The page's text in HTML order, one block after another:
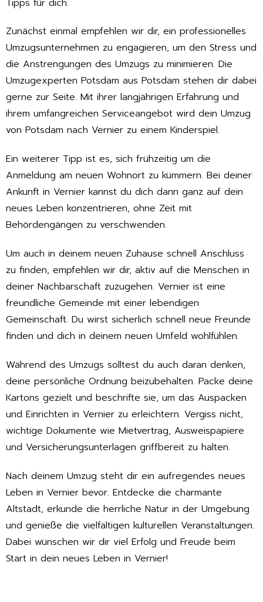
Zunächst einmal empfehlen wir dir, ein professionelles
Umzugsunternehmen zu engagieren, um den Stress und
die Anstrengungen des Umzugs zu minimieren. Die
Umzugexperten Potsdam aus Potsdam stehen dir dabei
gerne zur Seite. Mit ihrer langjährigen Erfahrung und
ihrem umfangreichen Serviceangebot wird dein Umzug
von Potsdam nach Vernier zu einem Kinderspiel.
Ein weiterer Tipp ist es, sich frühzeitig um die
Anmeldung am neuen Wohnort zu kümmern. Bei deiner
Ankunft in Vernier kannst du dich dann ganz auf dein
neues Leben konzentrieren, ohne Zeit mit
Behördengängen zu verschwenden.
Um auch in deinem neuen Zuhause schnell Anschluss
zu finden, empfehlen wir dir, aktiv auf die Menschen in
deiner Nachbarschaft zuzugehen. Vernier ist eine
freundliche Gemeinde mit einer lebendigen
Gemeinschaft. Du wirst sicherlich schnell neue Freunde
finden und dich in deinem neuen Umfeld wohlfühlen.
Während des Umzugs solltest du auch daran denken,
deine persönliche Ordnung beizubehalten. Packe deine
Kartons gezielt und beschrifte sie, um das Auspacken
und Einrichten in Vernier zu erleichtern. Vergiss nicht,
wichtige Dokumente wie Mietvertrag, Ausweispapiere
und Versicherungsunterlagen griffbereit zu halten.
Nach deinem Umzug steht dir ein aufregendes neues
Leben in Vernier bevor. Entdecke die charmante
Altstadt, erkunde die herrliche Natur in der Umgebung
und genieße die vielfältigen kulturellen Veranstaltungen.
Dabei wünschen wir dir viel Erfolg und Freude beim
Start in dein neues Leben in Vernier!